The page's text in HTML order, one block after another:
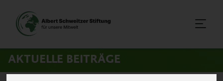
AKTUELLE BEITRÄGE